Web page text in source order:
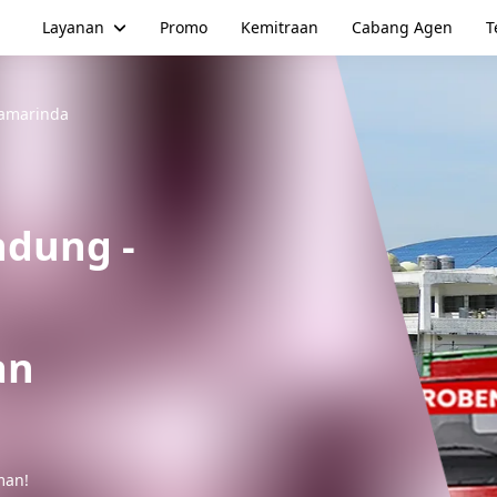
Layanan Promo Kemitraan Cabang Agen
-